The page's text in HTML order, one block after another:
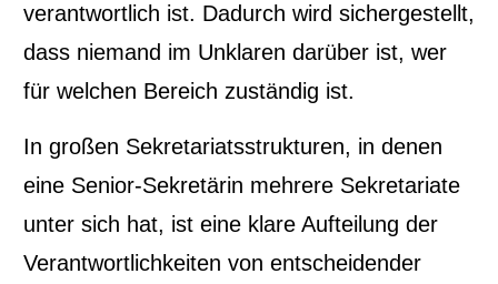
verantwortlich ist. Dadurch wird sichergestellt,
dass niemand im Unklaren darüber ist, wer
für welchen Bereich zuständig ist.
In großen Sekretariatsstrukturen, in denen
eine Senior-Sekretärin mehrere Sekretariate
unter sich hat, ist eine klare Aufteilung der
Verantwortlichkeiten von entscheidender